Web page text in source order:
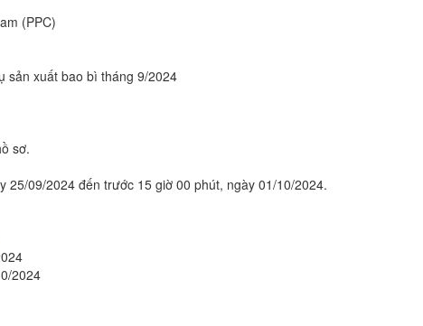
(PPC)
sản xuất bao bì tháng 9/2024
sơ.
25/09/2024 đến trước 15 giờ 00 phút, ngày 01/10/2024.
2024